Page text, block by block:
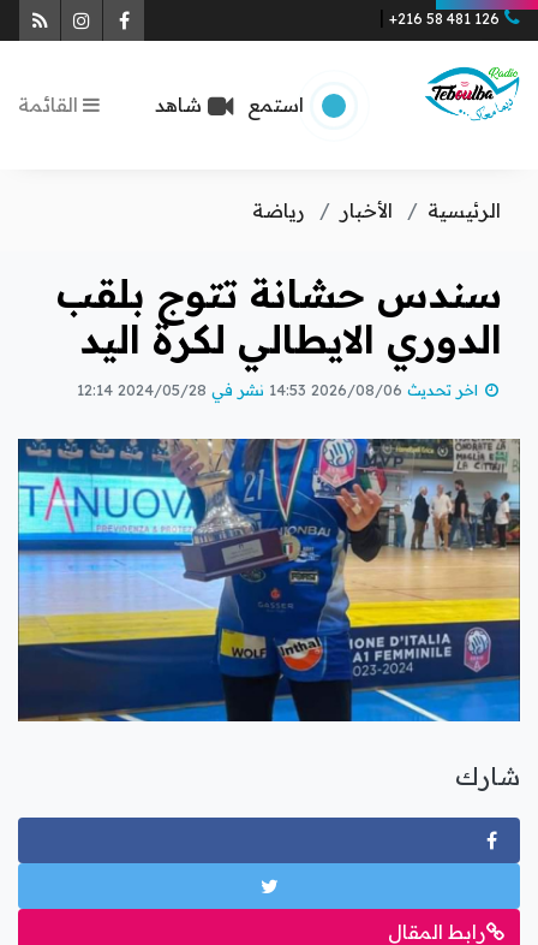
×
فريق العمل
الميثاق التحريري
إشهار
اتصل بنا
×
متفرقات مقالات رأي
الأخبار العالمية الأخبار الوطنية
مجتمع مدني اقتصاد
تكنولوجيا ترفيه
صحة تحليلات
الأخبار المحلية
+216 58 481 126
|
Facebook
استمع شاهد القائمة
الرئيسية الأخبار رياضة
سندس حشانة تتوج بلقب
الدوري الايطالي لكرة اليد
اخر تحديث 2026/08/06 14:53 نشر في 2024/05/28 12:14
شارك
رابط المقال